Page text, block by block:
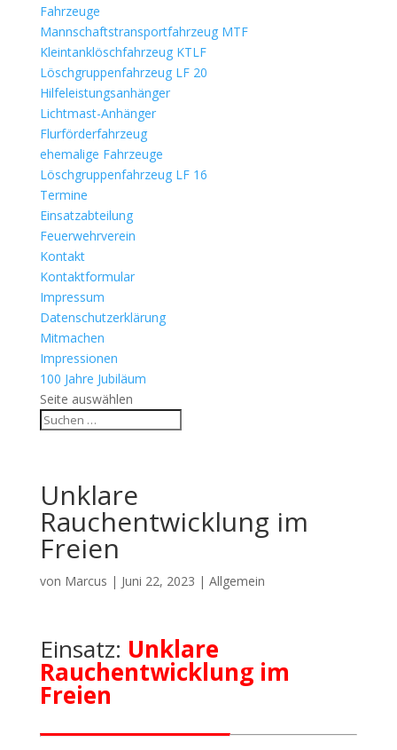
Fahrzeuge
Mannschaftstransportfahrzeug MTF
Kleintanklöschfahrzeug KTLF
Löschgruppenfahrzeug LF 20
Hilfeleistungsanhänger
Lichtmast-Anhänger
Flurförderfahrzeug
ehemalige Fahrzeuge
Löschgruppenfahrzeug LF 16
Termine
Einsatzabteilung
Feuerwehrverein
Kontakt
Kontaktformular
Impressum
Datenschutzerklärung
Mitmachen
Impressionen
100 Jahre Jubiläum
Seite auswählen
Unklare
Rauchentwicklung im
Freien
von Marcus | Juni 22, 2023 | Allgemein
Einsatz: Unklare
Rauchentwicklung im
Freien